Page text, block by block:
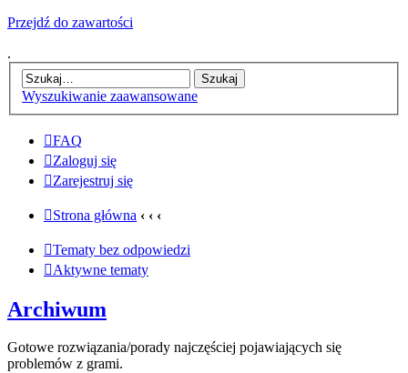
Przejdź do zawartości
.
Wyszukiwanie zaawansowane
FAQ
Zaloguj się
Zarejestruj się
Strona główna ‹ ‹ ‹
Tematy bez odpowiedzi
Aktywne tematy
Archiwum
Gotowe rozwiązania/porady najczęściej pojawiających się
problemów z grami.